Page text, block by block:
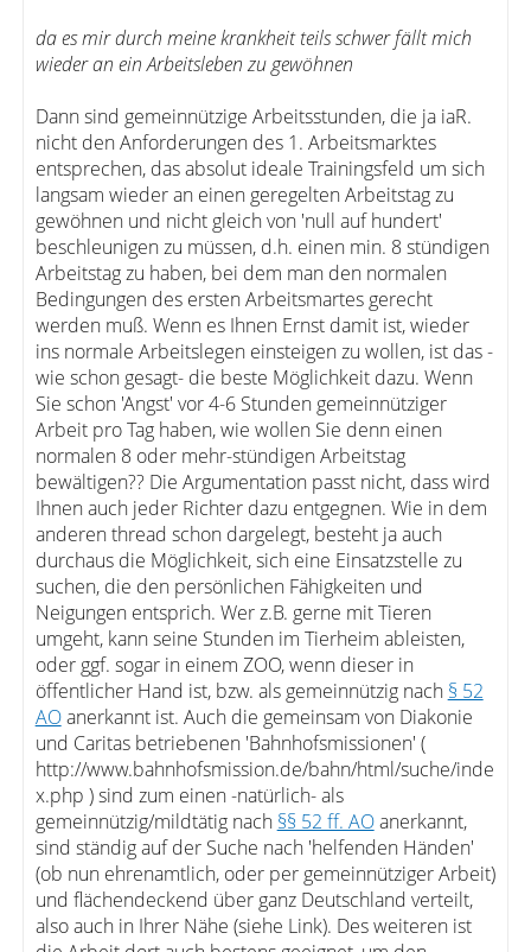
da es mir durch meine krankheit teils schwer fällt mich
wieder an ein Arbeitsleben zu gewöhnen
Dann sind gemeinnützige Arbeitsstunden, die ja iaR.
nicht den Anforderungen des 1. Arbeitsmarktes
entsprechen, das absolut ideale Trainingsfeld um sich
langsam wieder an einen geregelten Arbeitstag zu
gewöhnen und nicht gleich von 'null auf hundert'
beschleunigen zu müssen, d.h. einen min. 8 stündigen
Arbeitstag zu haben, bei dem man den normalen
Bedingungen des ersten Arbeitsmartes gerecht
werden muß. Wenn es Ihnen Ernst damit ist, wieder
ins normale Arbeitslegen einsteigen zu wollen, ist das -
wie schon gesagt- die beste Möglichkeit dazu. Wenn
Sie schon 'Angst' vor 4-6 Stunden gemeinnütziger
Arbeit pro Tag haben, wie wollen Sie denn einen
normalen 8 oder mehr-stündigen Arbeitstag
bewältigen?? Die Argumentation passt nicht, dass wird
Ihnen auch jeder Richter dazu entgegnen. Wie in dem
anderen thread schon dargelegt, besteht ja auch
durchaus die Möglichkeit, sich eine Einsatzstelle zu
suchen, die den persönlichen Fähigkeiten und
Neigungen entsprich. Wer z.B. gerne mit Tieren
umgeht, kann seine Stunden im Tierheim ableisten,
oder ggf. sogar in einem ZOO, wenn dieser in
öffentlicher Hand ist, bzw. als gemeinnützig nach § 52
AOanerkannt ist. Auch die gemeinsam von Diakonie
und Caritas betriebenen 'Bahnhofsmissionen' (
http://www.bahnhofsmission.de/bahn/html/suche/inde
x.php ) sind zum einen -natürlich- als
gemeinnützig/mildtätig nach §§ 52 ff. AOanerkannt,
sind ständig auf der Suche nach 'helfenden Händen'
(ob nun ehrenamtlich, oder per gemeinnütziger Arbeit)
und flächendeckend über ganz Deutschland verteilt,
also auch in Ihrer Nähe (siehe Link). Des weiteren ist